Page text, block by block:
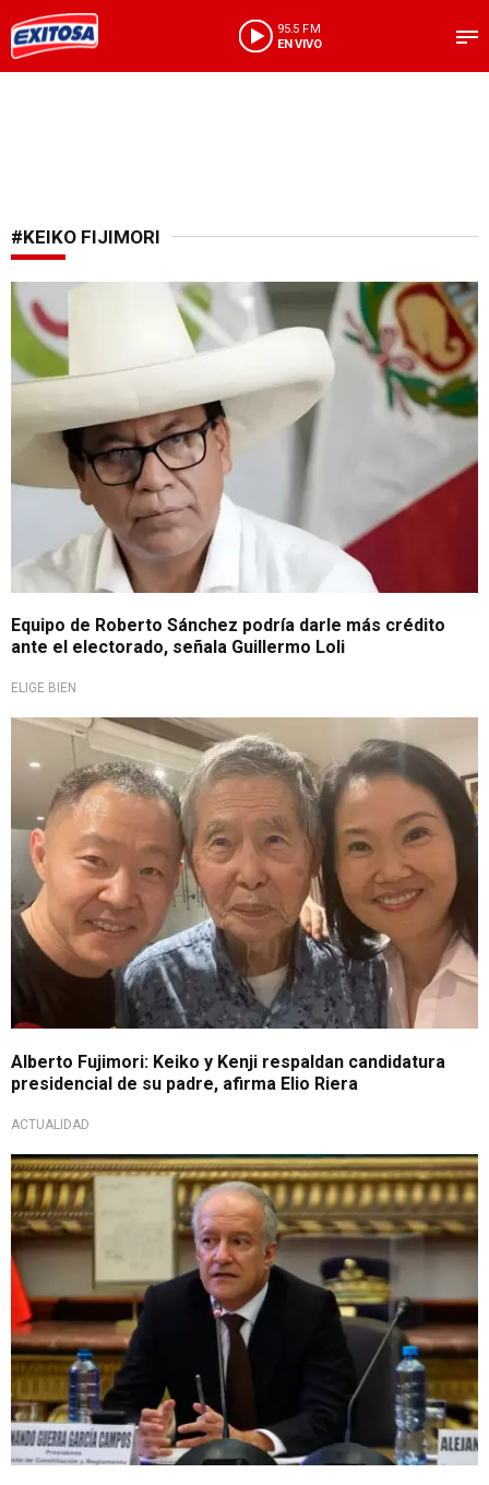
95.5 FM
EN VIVO
#KEIKO FIJIMORI
Segunda vuelta
Equipo de Roberto Sánchez podría darle más crédito
ante el electorado, señala Guillermo Loli
ELIGE BIEN
De cara a las Elecciones Presidenciales del 2026
Alberto Fujimori: Keiko y Kenji respaldan candidatura
presidencial de su padre, afirma Elio Riera
ACTUALIDAD
Todo sobre la defunción